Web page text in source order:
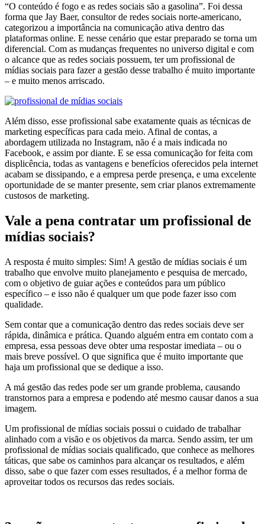
“O conteúdo é fogo e as redes sociais são a gasolina”. Foi dessa
forma que Jay Baer, consultor de redes sociais norte-americano,
categorizou a importância na comunicação ativa dentro das
plataformas online. E nesse cenário que estar preparado se torna um
diferencial. Com as mudanças frequentes no universo digital e com
o alcance que as redes sociais possuem, ter um profissional de
mídias sociais para fazer a gestão desse trabalho é muito importante
– e muito menos arriscado.
Além disso, esse profissional sabe exatamente quais as técnicas de
marketing específicas para cada meio. Afinal de contas, a
abordagem utilizada no Instagram, não é a mais indicada no
Facebook, e assim por diante. E se essa comunicação for feita com
displicência, todas as vantagens e benefícios oferecidos pela internet
acabam se dissipando, e a empresa perde presença, e uma excelente
oportunidade de se manter presente, sem criar planos extremamente
custosos de marketing.
Vale a pena contratar um profissional de
mídias sociais?
A resposta é muito simples: Sim! A gestão de mídias sociais é um
trabalho que envolve muito planejamento e pesquisa de mercado,
com o objetivo de guiar ações e conteúdos para um público
específico – e isso não é qualquer um que pode fazer isso com
qualidade.
Sem contar que a comunicação dentro das redes sociais deve ser
rápida, dinâmica e prática. Quando alguém entra em contato com a
empresa, essa pessoas deve obter uma respostar imediata – ou o
mais breve possível. O que significa que é muito importante que
haja um profissional que se dedique a isso.
A má gestão das redes pode ser um grande problema, causando
transtornos para a empresa e podendo até mesmo causar danos a sua
imagem.
Um profissional de mídias sociais possui o cuidado de trabalhar
alinhado com a visão e os objetivos da marca. Sendo assim, ter um
profissional de mídias sociais qualificado, que conhece as melhores
táticas, que sabe os caminhos para alcançar os resultados, e além
disso, sabe o que fazer com esses resultados, é a melhor forma de
aproveitar todos os recursos das redes sociais.